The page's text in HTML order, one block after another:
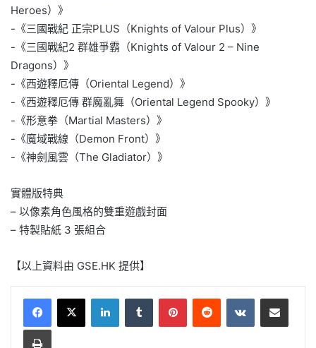
Heroes）》
-《三國戰紀 正宗PLUS（Knights of Valour Plus）》
-《三國戰紀2 群雄爭霸（Knights of Valour 2 – Nine
Dragons）》
-《西遊釋厄傳（Oriental Legend）》
-《西遊釋厄傳 群魔亂舞（Oriental Legend Spooky）》
-《形意拳（Martial Masters）》
-《魔域戰線（Demon Front）》
-《神劍風雲（The Gladiator）》
實體版特典
– 以像素角色風格的雙重遊戲封面
– 特製貼紙 3 張組合
【以上資料由 GSE.HK 提供】
LinkedInTumblr PinterestReddit VKontakteShare via Email
Print